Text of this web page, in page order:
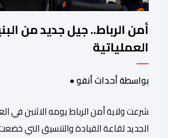
أمن الرباط.. جيل جديد من
العملياتية
بواسطة أحداث أنفو ●
شرعت ولاية أمن الرباط يومه الاثنين في
الجديد لقاعة القيادة والتنسيق التي